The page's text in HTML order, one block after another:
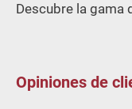
Descubre la gama
Opiniones de